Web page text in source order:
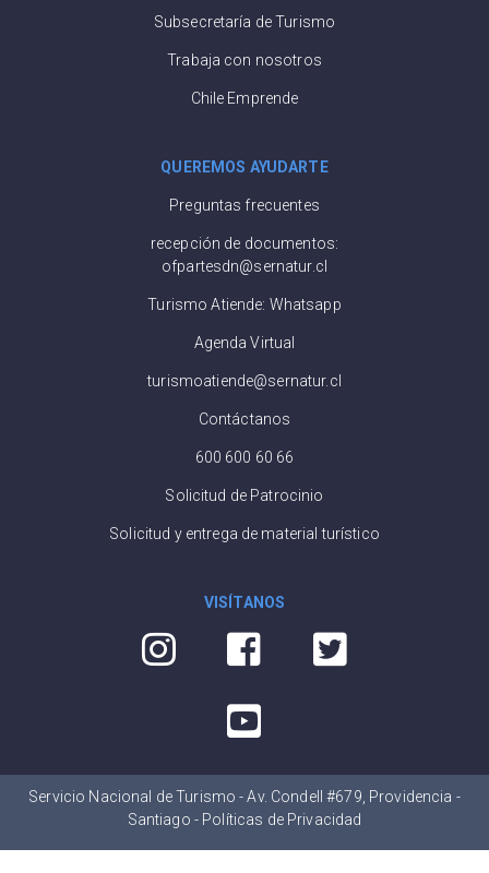
Subsecretaría de Turismo
Trabaja con nosotros
Chile Emprende
QUEREMOS AYUDARTE
Preguntas frecuentes
recepción de documentos:
ofpartesdn@sernatur.cl
Turismo Atiende: Whatsapp
Agenda Virtual
turismoatiende@sernatur.cl
Contáctanos
600 600 60 66
Solicitud de Patrocinio
Solicitud y entrega de material turístico
VISÍTANOS
Servicio Nacional de Turismo - Av. Condell #679, Providencia -
Santiago - Políticas de Privacidad